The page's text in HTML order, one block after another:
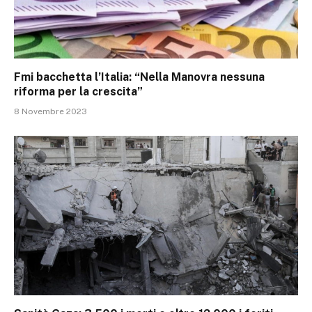
Fmi bacchetta l’Italia: “Nella Manovra nessuna
riforma per la crescita”
8 Novembre 2023